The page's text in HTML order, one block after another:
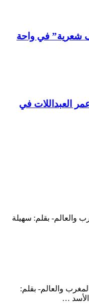
شعرية” في واحة
العبداللات في
والعالم- بقلم: سهيلة
والعالم- بقلم:
…